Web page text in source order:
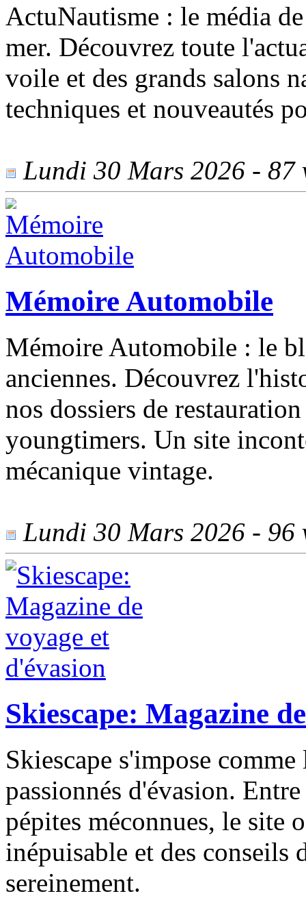
ActuNautisme : le média
mer. Découvrez toute
voile et des grands salons
techniques et nouveautés
Lundi 30 Mars 2026 - 87
Mémoire Automobile
Mémoire Automobile : le
anciennes. Découvrez
nos dossiers de
youngtimers. Un site
mécanique vintage.
Lundi 30 Mars 2026 - 96
Skiescape: Magazine
Skiescape s'impose
passionnés d'évasion.
pépites méconnues, le site
inépuisable et des conseils
sereinement.